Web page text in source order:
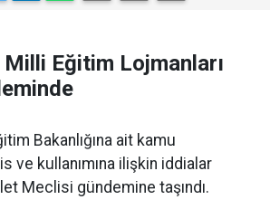
Eğitim Lojmanları
Bakanlığına ait kamu
ve kullanımına ilişkin iddialar
Meclisi gündemine taşındı.